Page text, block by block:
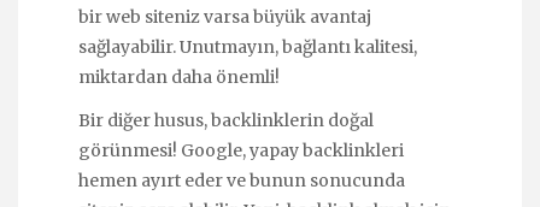
bir web siteniz varsa büyük avantaj
sağlayabilir. Unutmayın, bağlantı kalitesi,
miktardan daha önemli!
Bir diğer husus, backlinklerin doğal
görünmesi! Google, yapay backlinkleri
hemen ayırt eder ve bunun sonucunda